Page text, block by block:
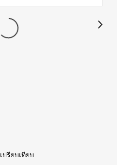
เปรียบเทียบ